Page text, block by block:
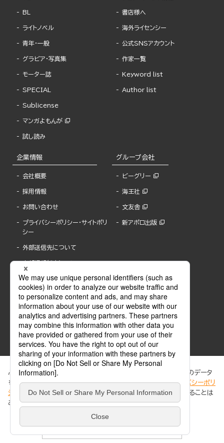
BL
ライトノベル
青年・一般
グラビア・写真集
モーター誌
SPECIAL
Sublicense
マンガよもんが
試し読み
書店様へ
海外ライセンシー
公式SNSアカウント
作家一覧
Keyword list
Author list
企業情報
会社概要
採用情報
お問い合わせ
プライバシーポリシー・サイトポリ
シー
外部送信先について
内部通報制度について
グループ会社
ビーグリー
海王社
文友舎
新アポロ出版
ABJマークは、この電子書店・電子書籍配信サービスが、著作権者からコンテンツ使用許諾を
得た正規版配信サービスであることを示す登録商標(登録番号 第6091713号)です。
ABJマークの詳細、ABJマークを掲示しているサービスの一覧はこちら。
ぶんか社が運営するサイトでは、利便性向上のためにCookie等のデータ
を使用しています。 当社のCookieについての詳細は、「プライバシーポリ
シー
」をご覧ください。当サイトでは、訪問者の個人情報を追跡することは
ありません。